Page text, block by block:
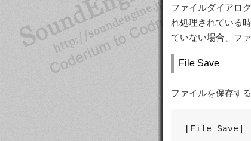
ファイルダイアロ
れ処理されている
ていない場合、フ
File Save
ファイルを保存す
[File Save]